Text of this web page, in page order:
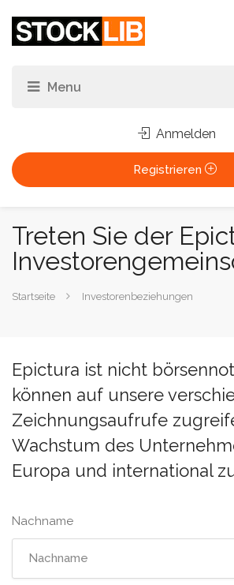
Anmelden
Registrieren
Treten Sie der
SieStartseite Investorenbeziehungen
Epictura ist nicht
können auf unsere
Zeichnungsaufrufe
Wachstum des
Europa und international
Nachname